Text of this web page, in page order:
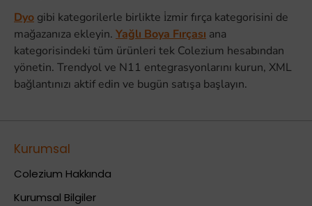
Dyo gibi kategorilerle birlikte i̇zmir fırça kategorisini de
mağazanıza ekleyin. Yağlı Boya Fırçası ana
kategorisindeki tüm ürünleri tek Colezium hesabından
yönetin. Trendyol ve N11 entegrasyonlarını kurun, XML
bağlantınızı aktif edin ve bugün satışa başlayın.
Kurumsal
Colezium Hakkında
Kurumsal Bilgiler